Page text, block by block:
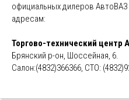
официальных дилеров
адресам:
Торгово-технический
Брянский р-он, Шоссейная, 6.
Салон:(4832)366366, СТО: